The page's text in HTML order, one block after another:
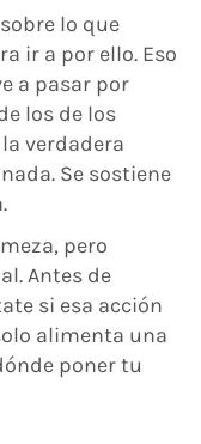
lo que
ir a por ello. Eso
a pasar por
los de los
verdadera
Se sostiene
pero
Antes de
si esa acción
alimenta una
poner tu